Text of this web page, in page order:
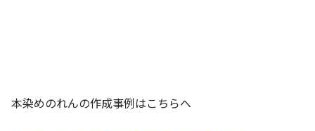
本染めのれんの作成事例はこちらへ